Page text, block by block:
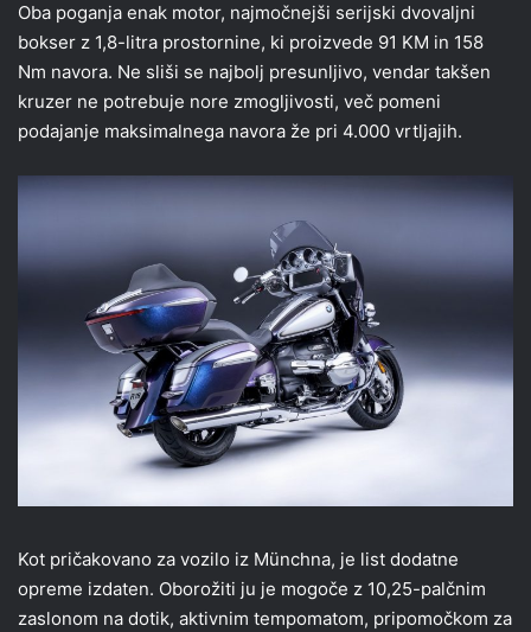
Oba poganja enak motor, najmočnejši serijski dvovaljni
bokser z 1,8-litra prostornine, ki proizvede 91 KM in 158
Nm navora. Ne sliši se najbolj presunljivo, vendar takšen
kruzer ne potrebuje nore zmogljivosti, več pomeni
podajanje maksimalnega navora že pri 4.000 vrtljajih.
Kot pričakovano za vozilo iz Münchna, je list dodatne
opreme izdaten. Oborožiti ju je mogoče z 10,25-palčnim
zaslonom na dotik, aktivnim tempomatom, pripomočkom za